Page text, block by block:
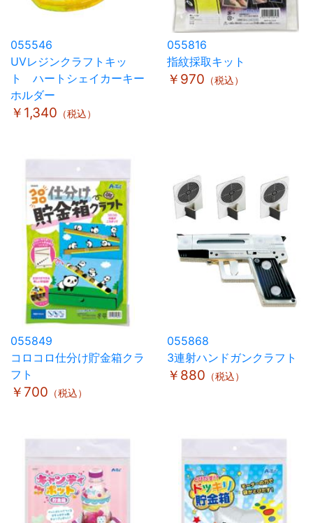
055546
UVレジンクラフトキッ
ト ハートシェイカーキー
ホルダー
￥1,340 （税込）
055816
指紋採取キット
￥970 （税込）
055849
コロコロ仕分け貯金箱クラ
フト
￥700 （税込）
055868
3連射ハンドガンクラフト
￥880 （税込）